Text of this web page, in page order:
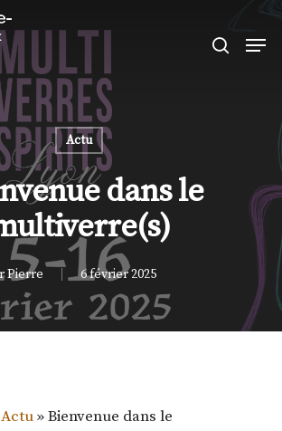
search
Actu
dans le
Pierre 6 février 2025
Actu»Bienvenue dans le
Close